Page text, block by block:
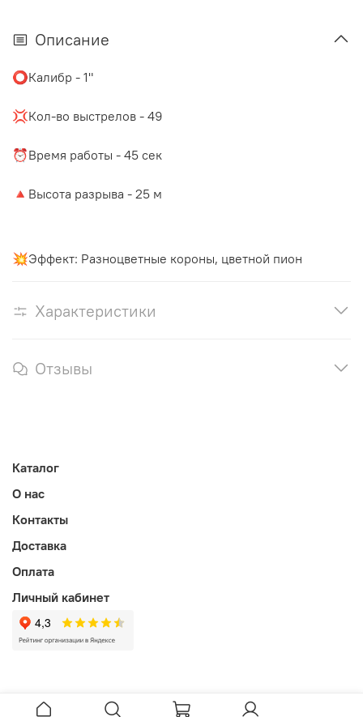
Описание
⭕️Калибр - 1"
💢Кол-во выстрелов - 49
⏰Время работы - 45 сек
🔺Высота разрыва - 25 м
💥Эффект: Разноцветные короны, цветной пион
Характеристики
Отзывы
Каталог
О нас
Контакты
Доставка
Оплата
Личный кабинет